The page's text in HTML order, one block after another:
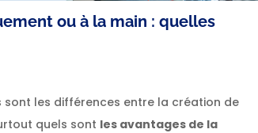
ou à la main : quelles
les différences entre la création de
quels sont les avantages de la